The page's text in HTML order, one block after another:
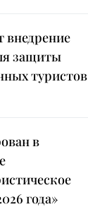
внедрение
защиты
туристов
в
года»